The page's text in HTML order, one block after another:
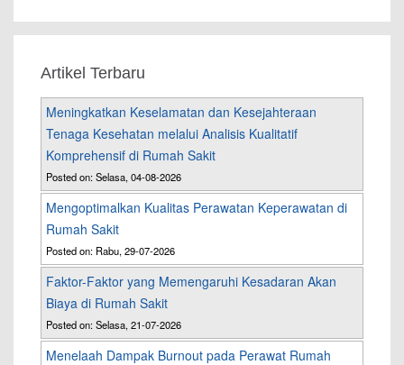
Artikel Terbaru
Meningkatkan Keselamatan dan Kesejahteraan
Tenaga Kesehatan melalui Analisis Kualitatif
Komprehensif di Rumah Sakit
Posted on: Selasa, 04-08-2026
Mengoptimalkan Kualitas Perawatan Keperawatan di
Rumah Sakit
Posted on: Rabu, 29-07-2026
Faktor-Faktor yang Memengaruhi Kesadaran Akan
Biaya di Rumah Sakit
Posted on: Selasa, 21-07-2026
Menelaah Dampak Burnout pada Perawat Rumah